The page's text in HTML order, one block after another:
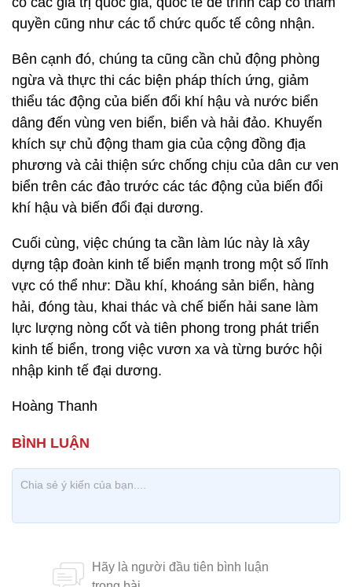
quyền cũng như các tổ chức quốc tế công nhận.
Bên cạnh đó, chúng ta cũng cần chủ động phòng
ngừa và thực thi các biện pháp thích ứng, giảm
thiểu tác động của biến đổi khí hậu và nước biển
dâng đến vùng ven biển, biển và hải đảo. Khuyến
khích sự chủ động tham gia của cộng đồng địa
phương và cải thiện sức chống chịu của dân cư ven
biển trên các đảo trước các tác động của biến đổi
khí hậu và biến đổi đại dương.
Cuối cùng, việc chúng ta cần làm lúc này là xây
dựng tập đoàn kinh tế biển mạnh trong một số lĩnh
vực có thể như: Dầu khí, khoáng sản biển, hàng
hải, đóng tàu, khai thác và chế biến hải sane làm
lực lượng nòng cốt và tiên phong trong phát triển
kinh tế biển, trong việc vươn xa và từng bước hội
nhập kinh tế đại dương.
Hoàng Thanh